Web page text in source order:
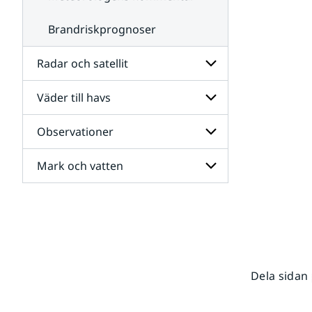
Brandriskprognoser
Radar och satellit
Undersidor
för
Radar
och
satellit
Väder till havs
Undersidor
för
Väder
till
havs
Observationer
Undersidor
för
Mark och vatten
Dela sidan